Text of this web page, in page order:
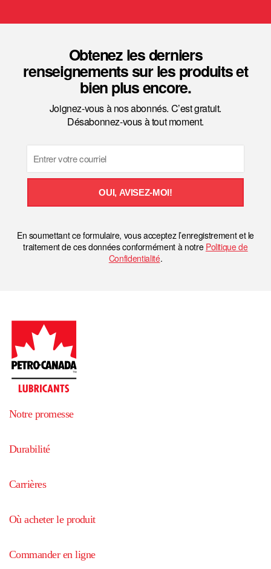
Obtenez les derniers
renseignements sur les produits et
bien plus encore.
Joignez-vous à nos abonnés. C’est gratuit.
Désabonnez-vous à tout moment.
OUI, AVISEZ-MOI!
En soumettant ce formulaire, vous acceptez l’enregistrement et le
traitement de ces données conformément à notre Politique de
Confidentialité.
Notre promesse
Durabilité
Carrières
Où acheter le produit
Commander en ligne